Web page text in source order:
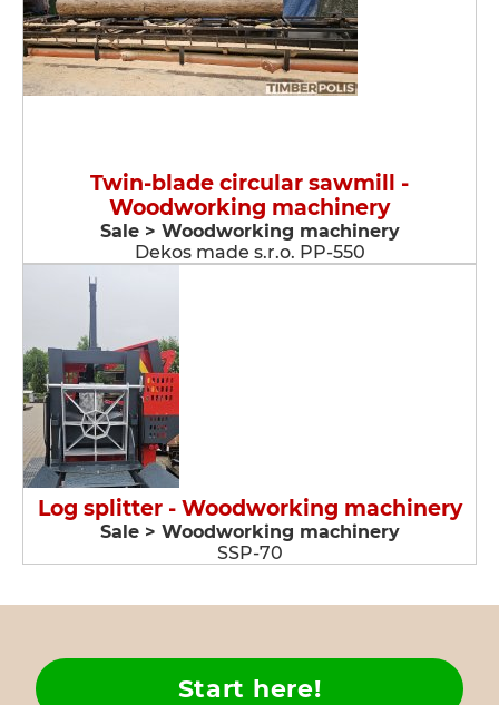
Twin-blade circular sawmill -
Woodworking machinery
Sale > Woodworking machinery
Dekos made s.r.o. PP-550
Log splitter - Woodworking machinery
Sale > Woodworking machinery
SSP-70
Start here!